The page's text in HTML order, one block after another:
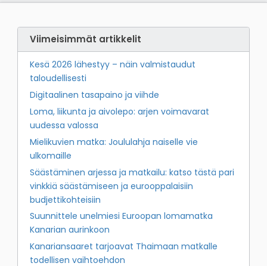
Viimeisimmät artikkelit
Kesä 2026 lähestyy – näin valmistaudut
taloudellisesti
Digitaalinen tasapaino ja viihde
Loma, liikunta ja aivolepo: arjen voimavarat
uudessa valossa
Mielikuvien matka: Joululahja naiselle vie
ulkomaille
Säästäminen arjessa ja matkailu: katso tästä pari
vinkkiä säästämiseen ja eurooppalaisiin
budjettikohteisiin
Suunnittele unelmiesi Euroopan lomamatka
Kanarian aurinkoon
Kanariansaaret tarjoavat Thaimaan matkalle
todellisen vaihtoehdon